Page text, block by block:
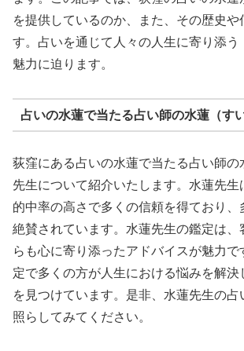
を提供しているのか、また、その歴史や
す。占いを通じて人々の人生に寄り添う
魅力に迫ります。
占いの水蓮で当たる占い師の水蓮（す
荻窪にある占いの水蓮で当たる占い師の
先生について紹介いたします。水蓮先生
的中率の高さで多くの信頼を得ており、
絶賛されています。水蓮先生の鑑定は、
らも心に寄り添ったアドバイスが魅力
定で多くの方が人生における悩みを解決
を見つけています。是非、水蓮先生の占
照らしてみてください。